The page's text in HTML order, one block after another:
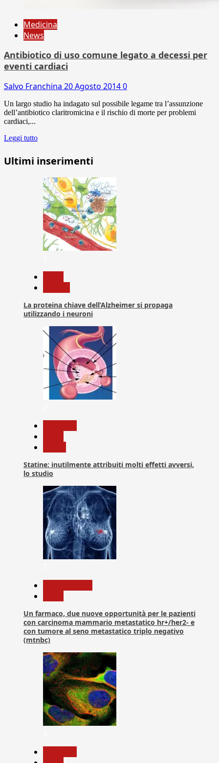
Medicina
News
Antibiotico di uso comune legato a decessi per
eventi cardiaci
Salvo Franchina 20 Agosto 20140
Un largo studio ha indagato sul possibile legame tra l’assunzione
dell’antibiotico claritromicina e il rischio di morte per problemi
cardiaci,...
Leggi tutto
Ultimi inserimenti
La proteina chiave dell’Alzheimer si propaga
utilizzando i neuroni
Statine: inutilmente attribuiti molti effetti avversi,
lo studio
Un farmaco, due nuove opportunità per le pazienti
con carcinoma mammario metastatico hr+/her2- e
con tumore al seno metastatico triplo negativo
(mtnbc)